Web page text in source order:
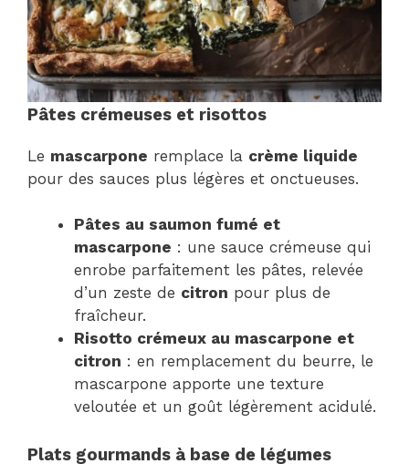
Pâtes crémeuses et risottos
Le mascarpone remplace la crème liquide
pour des sauces plus légères et onctueuses.
Pâtes au saumon fumé et
mascarpone : une sauce crémeuse qui
enrobe parfaitement les pâtes, relevée
d’un zeste de citron pour plus de
fraîcheur.
Risotto crémeux au mascarpone et
citron : en remplacement du beurre, le
mascarpone apporte une texture
veloutée et un goût légèrement acidulé.
Plats gourmands à base de légumes